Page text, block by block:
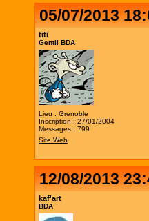
05/07/2013
titi
Gentil BDA
Lieu : Grenoble
Inscription : 27/01/2004
Messages : 799
Site Web
12/08/2013
kaf'art
BDA